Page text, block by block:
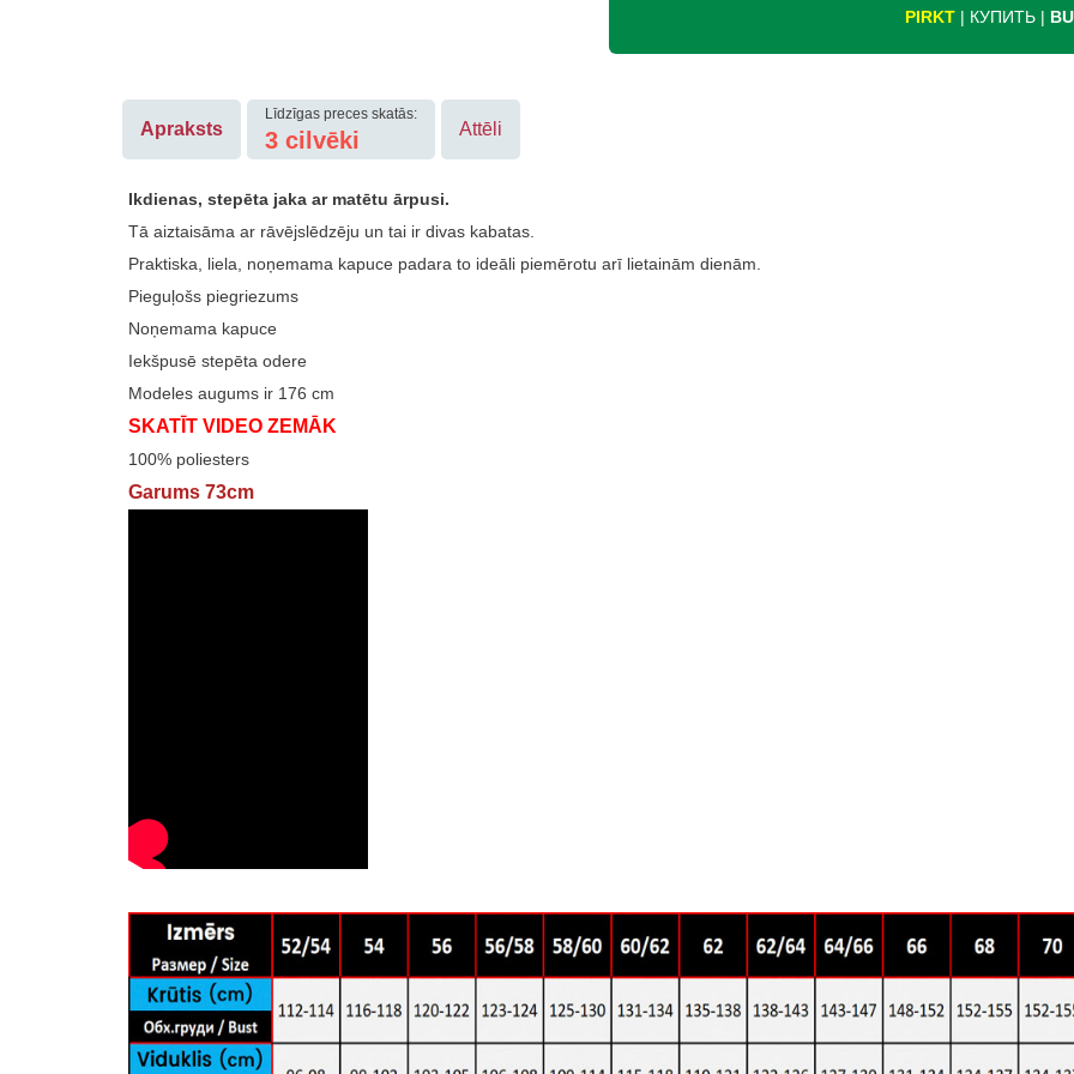
PIRKT | КУПИТЬ |
Apraksts
Līdzīgas preces skatās:
3 cilvēki Attēli
Ikdienas, stepēta jaka ar matētu ārpusi.
Tā aiztaisāma ar rāvējslēdzēju un tai ir divas kabatas.
Praktiska, liela, noņemama kapuce padara to ideāli piemērotu arī lietainām dienām.
Pieguļošs piegriezums
Noņemama kapuce
Iekšpusē stepēta odere
Modeles augums ir 176 cm
SKATĪT VIDEO ZEMĀK
100% poliesters
Garums 73cm